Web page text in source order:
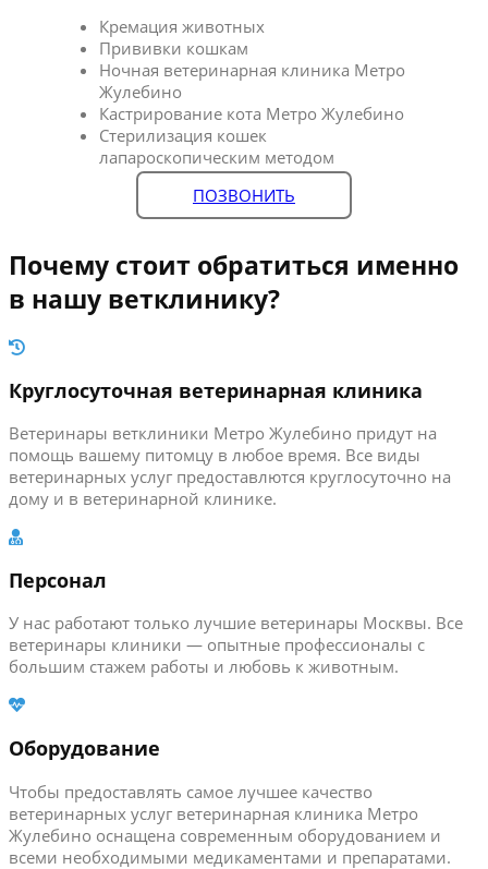
Кремация животных
Прививки кошкам
Ночная ветеринарная клиника Метро
Жулебино
Кастрирование кота Метро Жулебино
Стерилизация кошек
лапароскопическим методом
ПОЗВОНИТЬ
Почему стоит обратиться именно
в нашу ветклинику?
Круглосуточная ветеринарная клиника
Ветеринары ветклиники Метро Жулебино придут на
помощь вашему питомцу в любое время. Все виды
ветеринарных услуг предоставлются круглосуточно на
дому и в ветеринарной клинике.
Персонал
У нас работают только лучшие ветеринары Москвы. Все
ветеринары клиники — опытные профессионалы с
большим стажем работы и любовь к животным.
Оборудование
Чтобы предоставлять самое лучшее качество
ветеринарных услуг ветеринарная клиника Метро
Жулебино оснащена современным оборудованием и
всеми необходимыми медикаментами и препаратами.